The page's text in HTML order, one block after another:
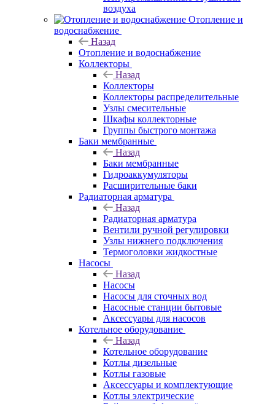
воздуха
Отопление и
водоснабжение
Назад
Отопление и водоснабжение
Коллекторы
Назад
Коллекторы
Коллекторы распределительные
Узлы смесительные
Шкафы коллекторные
Группы быстрого монтажа
Баки мембранные
Назад
Баки мембранные
Гидроаккумуляторы
Расширительные баки
Радиаторная арматура
Назад
Радиаторная арматура
Вентили ручной регулировки
Узлы нижнего подключения
Термоголовки жидкостные
Насосы
Назад
Насосы
Насосы для сточных вод
Насосные станции бытовые
Аксессуары для насосов
Котельное оборудование
Назад
Котельное оборудование
Котлы дизельные
Котлы газовые
Аксессуары и комплектующие
Котлы электрические